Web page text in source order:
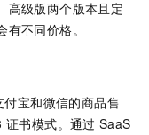
高级版两个版本且定
不同价格。
宝和微信的商品售
证书模式。通过 SaaS